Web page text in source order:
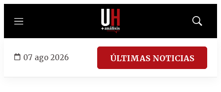
Menú
Mostrar
07 ago 2026 ÚLTIMAS NOTICIAS